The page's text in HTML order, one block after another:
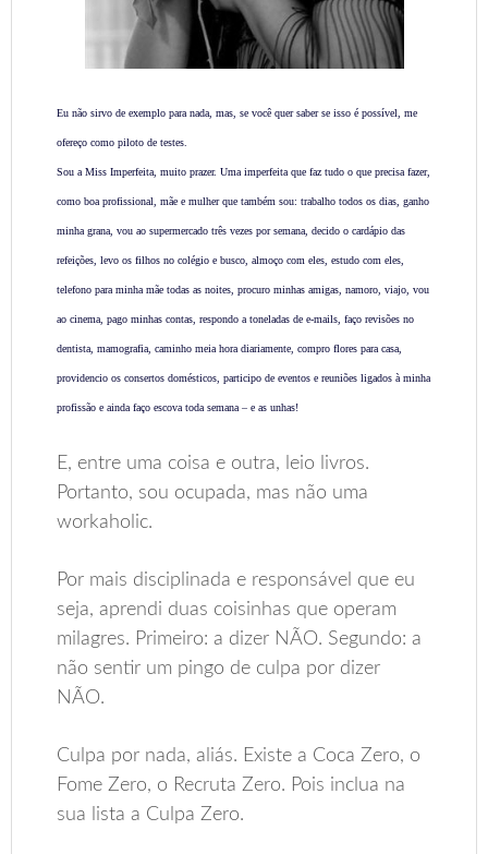
Eu não sirvo de exemplo para nada, mas, se você quer saber se isso é possível, me
ofereço como piloto de testes.
Sou a Miss Imperfeita, muito prazer. Uma imperfeita que faz tudo o que precisa fazer,
como boa profissional, mãe e mulher que também sou: trabalho todos os dias, ganho
minha grana, vou ao supermercado três vezes por semana, decido o cardápio das
refeições, levo os filhos no colégio e busco, almoço com eles, estudo com eles,
telefono para minha mãe todas as noites, procuro minhas amigas, namoro, viajo, vou
ao cinema, pago minhas contas, respondo a toneladas de e-mails, faço revisões no
dentista, mamografia, caminho meia hora diariamente, compro flores para casa,
providencio os consertos domésticos, participo de eventos e reuniões ligados à minha
profissão e ainda faço escova toda semana – e as unhas!
E, entre uma coisa e outra, leio livros.
Portanto, sou ocupada, mas não uma
workaholic.
Por mais disciplinada e responsável que eu
seja, aprendi duas coisinhas que operam
milagres. Primeiro: a dizer NÃO. Segundo: a
não sentir um pingo de culpa por dizer
NÃO.
Culpa por nada, aliás. Existe a Coca Zero, o
Fome Zero, o Recruta Zero. Pois inclua na
sua lista a Culpa Zero.